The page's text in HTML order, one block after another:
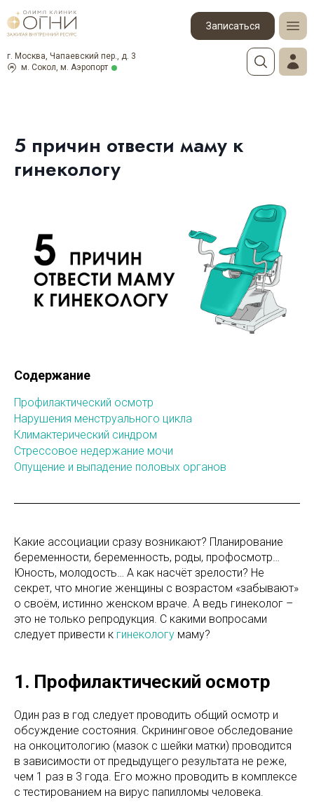
Записаться
м. Сокол, м. Аэропорт
г. Москва, Чапаевский пер., д. 3
5 причин отвести маму к
гинекологу
Содержание
Профилактический осмотр
Нарушения менструального цикла
Климактерический синдром
Стрессовое недержание мочи
Опущение и выпадение половых органов
Какие ассоциации сразу возникают? Планирование
беременности, беременность, роды, профосмотр…
Юность, молодость… А как насчёт зрелости? Не
секрет, что многие женщины с возрастом «забывают»
о своём, истинно женском враче. А ведь гинеколог –
это не только репродукция. С какими вопросами
следует привести к гинекологу маму?
1. Профилактический осмотр
Один раз в год следует проводить общий осмотр и
обсуждение состояния. Скрининговое обследование
на онкоцитологию (мазок с шейки матки) проводится
в зависимости от предыдущего результата не реже,
чем 1 раз в 3 года. Его можно проводить в комплексе
с тестированием на вирус папилломы человека.